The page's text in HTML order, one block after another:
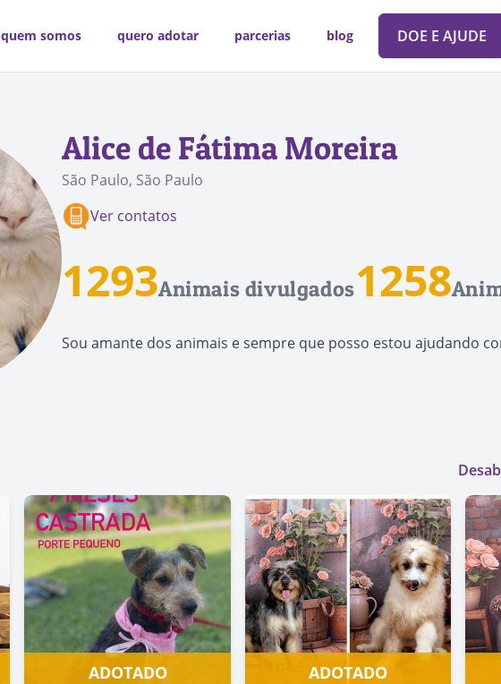
quem somos quero adotar parcerias blog DOE E AJUDE
Alice de Fátima Moreira
São Paulo, São Paulo
Ver contatos
Animais divulgados
1293 1258
Sou amante dos animais e sempre que posso estou ajudando
ADOTADO ADOTADO